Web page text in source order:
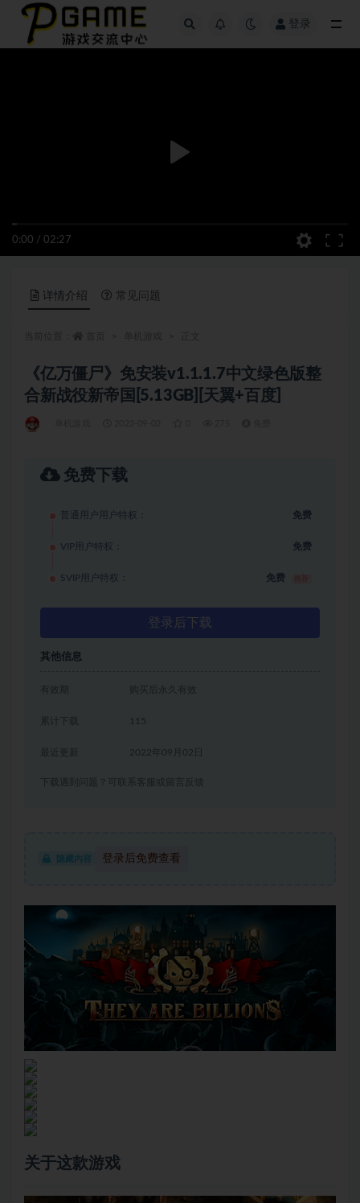
登录
0:00 / 02:27
详情介绍 常见问题
《亿万僵尸》免安装v1.1.1.7中文绿色版整
合新战役新帝国[5.13GB][天翼+百度]
免费下载
普通用户用户特权： 免费
VIP用户特权： 免费
SVIP用户特权： 免费
登录后下载
其他信息
有效期 购买后永久有效
累计下载 115
2022年09月02日
下载遇到问题？可联系客服或留言反馈
隐藏内容 登录后免费查看
关于这款游戏
全部